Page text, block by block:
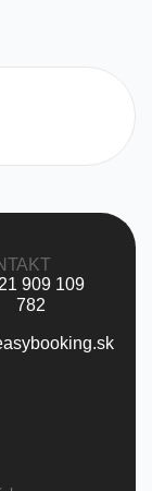
909 109
782